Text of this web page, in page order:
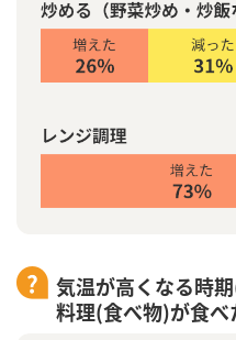
気温が高くなる時
料理(食べ物)が食べ